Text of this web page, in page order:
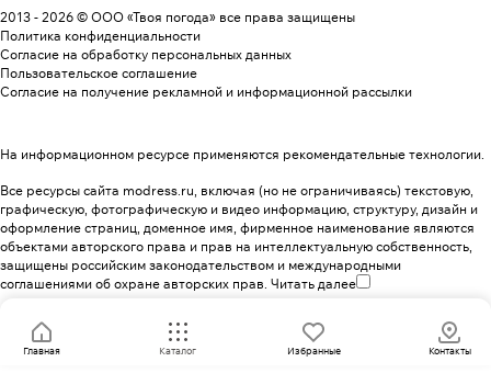
2013 - 2026 © ООО «Твоя погода» все права защищены
Политика конфиденциальности
Согласие на обработку персональных данных
Пользовательское соглашение
Согласие на получение рекламной и информационной рассылки
На информационном ресурсе применяются рекомендательные технологии.
Все ресурсы сайта modress.ru, включая (но не ограничиваясь) текстовую,
графическую, фотографическую и видео информацию, структуру, дизайн и
оформление страниц, доменное имя, фирменное наименование являются
объектами авторского права и прав на интеллектуальную собственность,
защищены российским законодательством и международными
соглашениями об охране авторских прав. Читать далее
Главная Каталог Избранные Контакты